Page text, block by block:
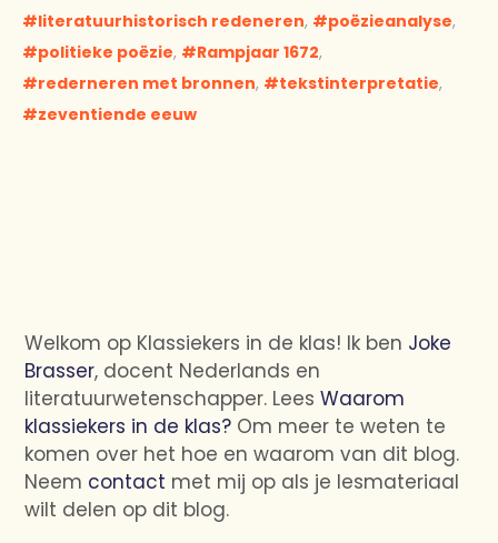
literatuurhistorisch redeneren, poëzieanalyse,
politieke poëzie, Rampjaar 1672,
rederneren met bronnen, tekstinterpretatie,
zeventiende eeuw
Welkom op Klassiekers in de klas! Ik ben Joke
Brasser, docent Nederlands en
literatuurwetenschapper. LeesWaarom
klassiekers in de klas? Om meer te weten te
komen over het hoe en waarom van dit blog.
Neem contact met mij op als je lesmateriaal
wilt delen op dit blog.